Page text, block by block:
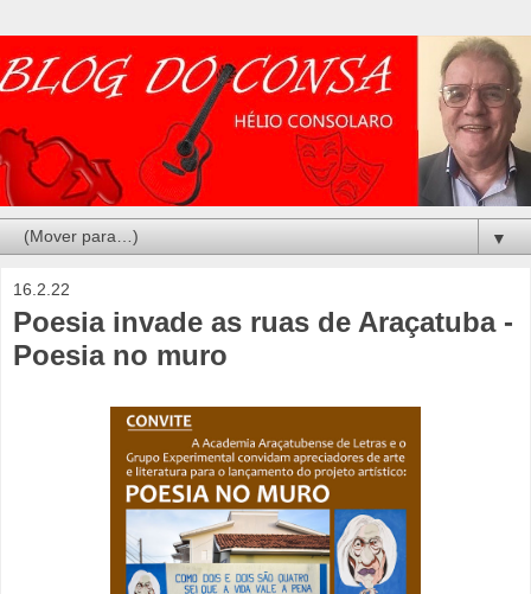
▼
16.2.22
Poesia invade as ruas de Araçatuba -
Poesia no muro